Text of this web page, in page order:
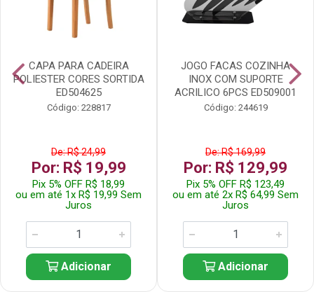
CAPA PARA CADEIRA
POLIESTER CORES SORTIDA
ED504625
Código: 228817
De: R$ 24,99
Por: R$ 19,99
Pix 5% OFF R$ 18,99
ou em até 1x R$ 19,99 Sem
Juros
Adicionar
JOGO FACAS COZINHA
INOX COM SUPORTE
ACRILICO 6PCS ED509001
Código: 244619
De: R$ 169,99
Por: R$ 129,99
Pix 5% OFF R$ 123,49
ou em até 2x R$ 64,99 Sem
Juros
Adicionar